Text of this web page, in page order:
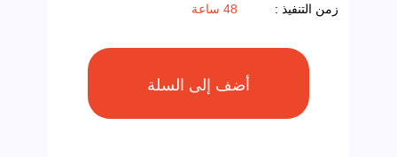
زمن التنفيذ : 48 ساعة